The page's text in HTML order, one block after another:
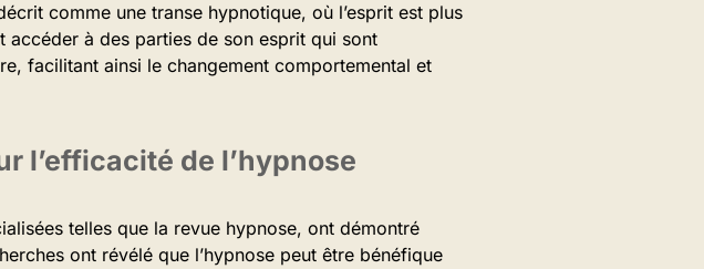
comme une transe hypnotique, où l’esprit est plus
à des parties de son esprit qui sont
facilitant ainsi le changement comportemental et
l’efficacité de l’hypnose
telles que la revue hypnose, ont démontré
ont révélé que l’hypnose peut être bénéfique